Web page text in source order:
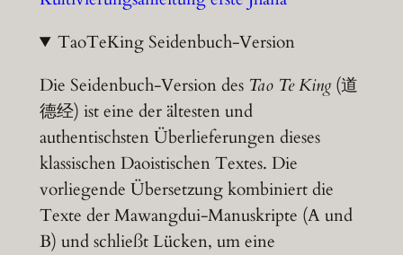
TaoTeKing Seidenbuch-Version
Die Seidenbuch-Version des Tao Te King(道
德经) ist eine der ältesten und
authentischsten Überlieferungen dieses
klassischen Daoistischen Textes. Die
vorliegende Übersetzung kombiniert die
Texte der Mawangdui-Manuskripte (A und
B) und schließt Lücken, um eine